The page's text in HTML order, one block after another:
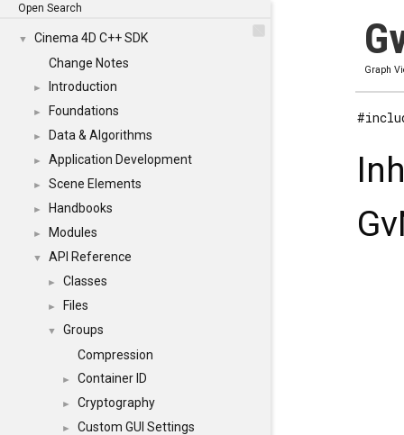
Open Search
▼
Cinema 4D C++ SDK
Change Notes
► Introduction
► Foundations
► Data & Algorithms
► Application Development
► Scene Elements
► Handbooks
► Modules
▼ API Reference
► Classes
► Files
▼
Groups
Compression
► Container ID
► Cryptography
► Custom GUI Settings
Graph